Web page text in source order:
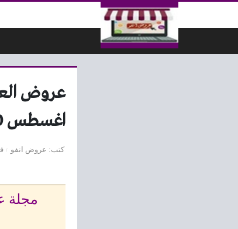
التخطي إلى المحتوى
اغسطس 2020
كتب عروض انفو